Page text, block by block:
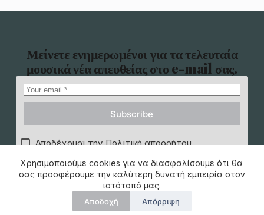
Χρησιμοποιούμε cookies για να διασφαλίσουμε ότι θα
σας προσφέρουμε την καλύτερη δυνατή εμπειρία στον
ιστότοπό μας.
Αποδοχή Απόρριψη
Μείνετε ενημερωμένοι για τα τελευταία
μουσικά νέα απευθείας στο e-mail σας.
Subscribe
Αποδέχομαι την Πολιτική απορρήτου
Copyright © 2026 -
Όροι Χρήσης